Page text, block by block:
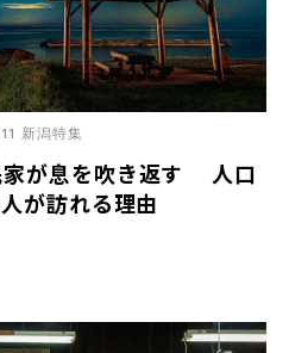
家が息を吹き返す 人口
が訪れる理由
新潟特集